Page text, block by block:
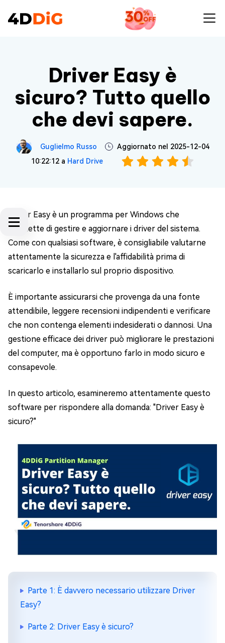
Driver Easy è
sicuro? Tutto quello
che devi sapere.
Guglielmo Russo
Aggiornato nel 2025-12-04
10:22:12 a Hard Drive
Driver Easy è un programma per Windows che
permette di gestire e aggiornare i driver del sistema.
Come con qualsiasi software, è consigliabile valutarne
attentamente la sicurezza e l'affidabilità prima di
scaricarlo e installarlo sul proprio dispositivo.
È importante assicurarsi che provenga da una fonte
attendibile, leggere recensioni indipendenti e verificare
che non contenga elementi indesiderati o dannosi. Una
gestione efficace dei driver può migliorare le prestazioni
del computer, ma è opportuno farlo in modo sicuro e
consapevole.
In questo articolo, esamineremo attentamente questo
software per rispondere alla domanda: "Driver Easy è
sicuro?"
Parte 1: È davvero necessario utilizzare Driver
Easy?
Parte 2: Driver Easy è sicuro?